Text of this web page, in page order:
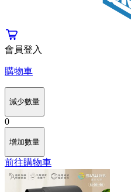
會員登入
購物車
減少數量
0
增加數量
前往購物車